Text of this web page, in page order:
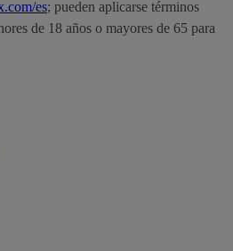
es; pueden aplicarse términos
de 18 años o mayores de 65 para